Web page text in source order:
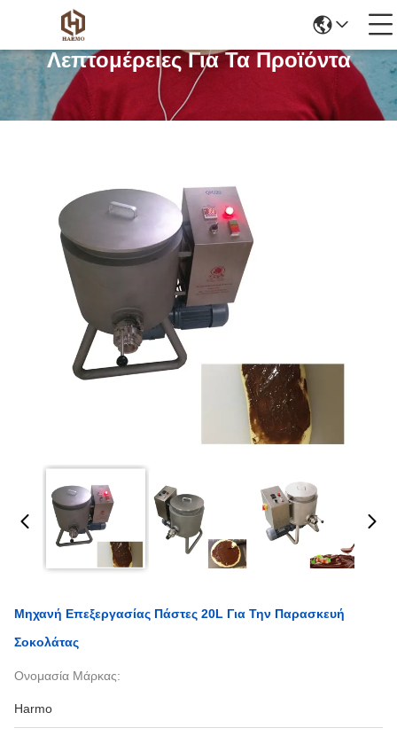
Λεπτομέρειες Για Τα Προϊόντα
Μηχανή Επεξεργασίας Πάστες 20L Για Την Παρασκευή
Σοκολάτας
Ονομασία Μάρκας:
Harmo